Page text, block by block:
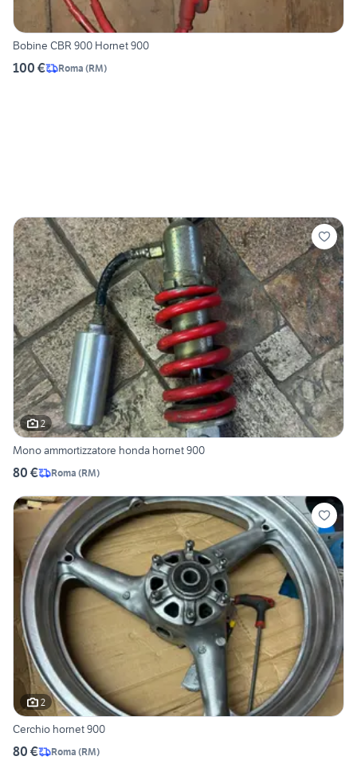
Bobine CBR 900 Hornet 900
100 € Roma (RM)
2
Mono ammortizzatore honda hornet 900
80 € Roma (RM)
2
Cerchio hornet 900
80 € Roma (RM)